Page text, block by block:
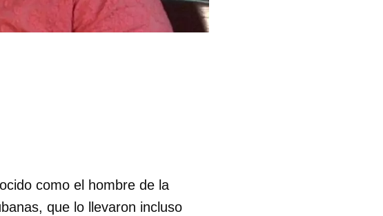
como el hombre de la
que lo llevaron incluso